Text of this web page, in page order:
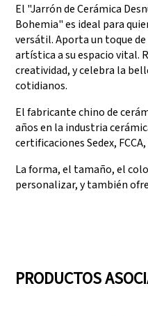
El "Jarrón de Cerámica
Bohemia" es ideal para
versátil. Aporta un toque
artística a su espacio vital.
creatividad, y celebra la
cotidianos.
El fabricante chino de
años en la industria
certificaciones Sedex,
La forma, el tamaño, el
personalizar, y también
PRODUCTOS